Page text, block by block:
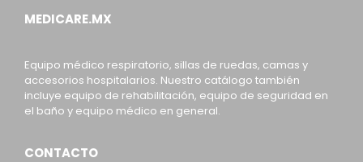
MEDICARE.MX
Equipo médico respiratorio, sillas de ruedas, camas y
accesorios hospitalarios. Nuestro catálogo también
incluye equipo de rehabilitación, equipo de seguridad en
el baño y equipo médico en general.
CONTACTO